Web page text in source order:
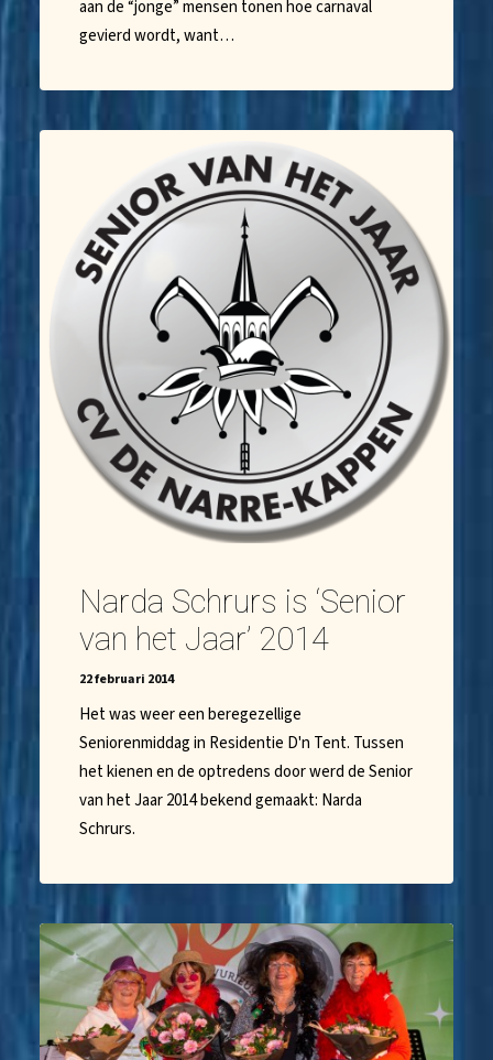
aan de “jonge” mensen tonen hoe carnaval
gevierd wordt, want…
Narda Schrurs is ‘Senior
van het Jaar’ 2014
22 februari 2014
Het was weer een beregezellige
Seniorenmiddag in Residentie D'n Tent. Tussen
het kienen en de optredens door werd de Senior
van het Jaar 2014 bekend gemaakt: Narda
Schrurs.